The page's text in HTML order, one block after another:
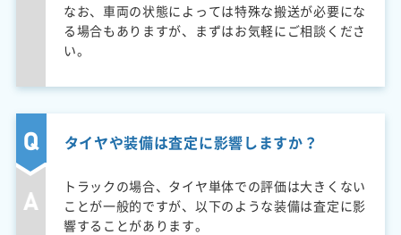
なお、車両の状態によっては特殊な搬送が必要にな
る場合もありますが、まずはお気軽にご相談くださ
い。
タイヤや装備は査定に影響しますか？
トラックの場合、タイヤ単体での評価は大きくない
ことが一般的ですが、以下のような装備は査定に影
響することがあります。